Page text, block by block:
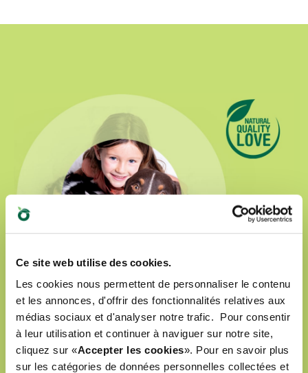
Ce site web utilise des cookies.
Les cookies nous permettent de personnaliser le contenu
et les annonces, d'offrir des fonctionnalités relatives aux
médias sociaux et d'analyser notre trafic. Pour consentir
à leur utilisation et continuer à naviguer sur notre site,
cliquez sur «Accepter les cookies». Pour en savoir plus
sur les catégories de données personnelles collectées et
Natural Quality Love